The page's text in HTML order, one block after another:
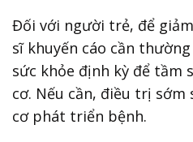
Đối với người trẻ, để
sĩ khuyến cáo cần
sức khỏe định kỳ để tầm
cơ. Nếu cần, điều trị sớm
cơ phát triển bệnh.